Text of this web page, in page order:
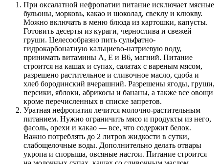
При оксалатной нефропатии питание исключает мясные
бульоны, морковь, какао и шоколад, свеклу и клюкву.
Можно включать в меню блюда из картошки, капусты.
Готовить десерты из кураги, чернослива и свежей
груши. Целесообразно пить сульфатно-
гидрокарбонатную кальциево-натриевую воду,
принимать витамины А, Е и В6, магний. Питание
строится на кашах и супах, салатах с вареным мясом,
разрешено растительное и сливочное масло, сдоба и
хлеб бородинский вчерашний. Разрешены ягоды, груши,
персики, яблоки, абрикосы и бананы, а также все овощи
кроме перечисленных в списке запретов.
Уратная нефропатия лечится молочно-растительным
питанием. Нужно ограничить мясо и продукты из него,
фасоль, орехи и какао — все, что содержит белок.
Важно потреблять до 2 литров жидкости в сутки,
слабощелочные воды. Дополнительно делать отвары
укропа и спорыша, овсяные настои. Питание строится